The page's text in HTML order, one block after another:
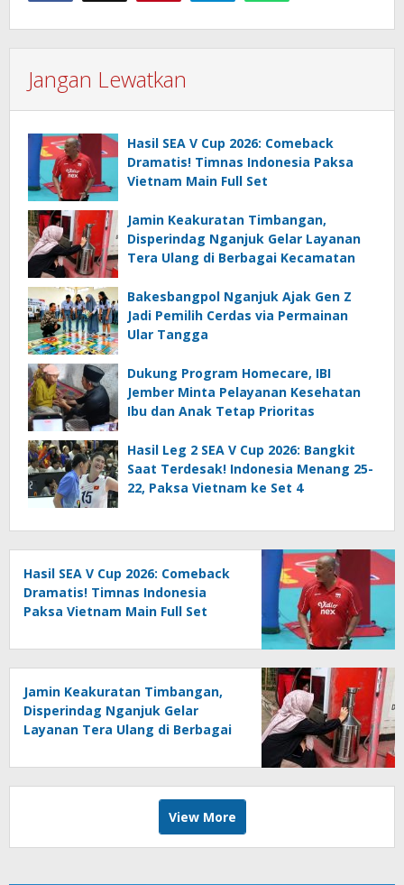
Jangan Lewatkan
Hasil SEA V Cup 2026: Comeback
Dramatis! Timnas Indonesia Paksa
Vietnam Main Full Set
Jamin Keakuratan Timbangan,
Disperindag Nganjuk Gelar Layanan
Tera Ulang di Berbagai Kecamatan
Bakesbangpol Nganjuk Ajak Gen Z
Jadi Pemilih Cerdas via Permainan
Ular Tangga
Dukung Program Homecare, IBI
Jember Minta Pelayanan Kesehatan
Ibu dan Anak Tetap Prioritas
Hasil Leg 2 SEA V Cup 2026: Bangkit
Saat Terdesak! Indonesia Menang 25-
22, Paksa Vietnam ke Set 4
Hasil SEA V Cup 2026: Comeback
Dramatis! Timnas Indonesia
Paksa Vietnam Main Full Set
Jamin Keakuratan Timbangan,
Disperindag Nganjuk Gelar
Layanan Tera Ulang di Berbagai
View More